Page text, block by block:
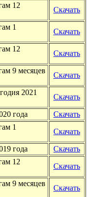
12
Скачать
1
Скачать
12
Скачать
9 месяцев
Скачать
2021
Скачать
года
Скачать
1
Скачать
года
Скачать
12
Скачать
9 месяцев
Скачать